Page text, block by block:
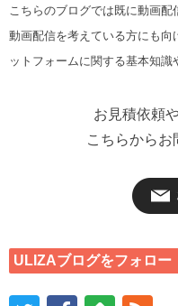
こちらのブログでは既に動画
動画配信を考えている方にも向
ットフォームに関する基本知識
お見積依頼
こちらからお
ULIZAブログをフォロー